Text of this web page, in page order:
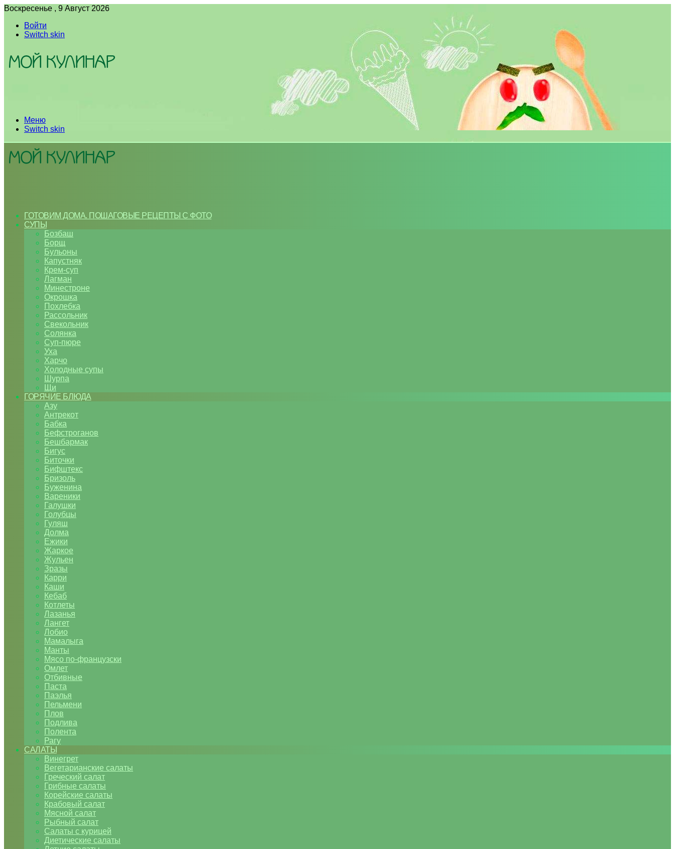
Воскресенье , 9 Август 2026
Войти
Switch skin
Меню
Switch skin
ГОТОВИМ ДОМА. ПОШАГОВЫЕ РЕЦЕПТЫ С ФОТО
СУПЫ
Бозбаш
Борщ
Бульоны
Капустняк
Крем-суп
Лагман
Минестроне
Окрошка
Похлебка
Рассольник
Свекольник
Солянка
Суп-пюре
Уха
Харчо
Холодные супы
Шурпа
Щи
ГОРЯЧИЕ БЛЮДА
Азу
Антрекот
Бабка
Бефстроганов
Бешбармак
Бигус
Биточки
Бифштекс
Бризоль
Буженина
Вареники
Галушки
Голубцы
Гуляш
Долма
Ежики
Жаркое
Жульен
Зразы
Карри
Каши
Кебаб
Котлеты
Лазанья
Лангет
Лобио
Мамалыга
Манты
Мясо по-французски
Омлет
Отбивные
Паста
Паэлья
Пельмени
Плов
Подлива
Полента
Рагу
САЛАТЫ
Винегрет
Вегетарианские салаты
Греческий салат
Грибные салаты
Корейские салаты
Крабовый салат
Мясной салат
Рыбный салат
Салаты с курицей
Диетические салаты